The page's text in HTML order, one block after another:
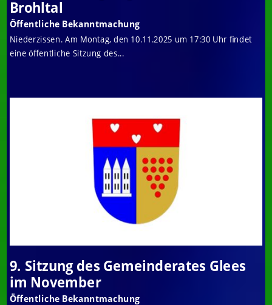
Brohltal
Öffentliche Bekanntmachung
Niederzissen. Am Montag, den 10.11.2025 um 17:30 Uhr findet
eine öffentliche Sitzung des...
9. Sitzung des Gemeinderates Glees
im November
Öffentliche Bekanntmachung